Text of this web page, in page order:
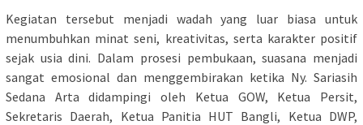
Kegiatan tersebut menjadi wadah yang luar biasa untuk
menumbuhkan minat seni, kreativitas, serta karakter positif
sejak usia dini. Dalam prosesi pembukaan, suasana menjadi
sangat emosional dan menggembirakan ketika Ny. Sariasih
Sedana Arta didampingi oleh Ketua GOW, Ketua Persit,
Sekretaris Daerah, Ketua Panitia HUT Bangli, Ketua DWP,